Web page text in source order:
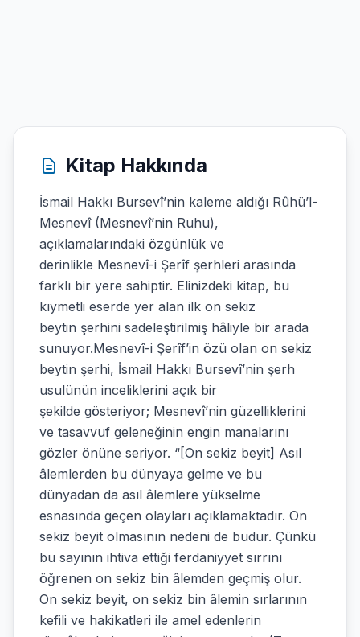
Kitap Hakkında
İsmail Hakkı Bursevî’nin kaleme aldığı Rûhü’l-
Mesnevî (Mesnevî’nin Ruhu),
açıklamalarındaki özgünlük ve
derinlikle Mesnevî-i Şerîf şerhleri arasında
farklı bir yere sahiptir. Elinizdeki kitap, bu
kıymetli eserde yer alan ilk on sekiz
beytin şerhini sadeleştirilmiş hâliyle bir arada
sunuyor.Mesnevî-i Şerîf’in özü olan on sekiz
beytin şerhi, İsmail Hakkı Bursevî’nin şerh
usulünün inceliklerini açık bir
şekilde gösteriyor; Mesnevî’nin güzelliklerini
ve tasavvuf geleneğinin engin manalarını
gözler önüne seriyor. “[On sekiz beyit] Asıl
âlemlerden bu dünyaya gelme ve bu
dünyadan da asıl âlemlere yükselme
esnasında geçen olayları açıklamaktadır. On
sekiz beyit olmasının nedeni de budur. Çünkü
bu sayının ihtiva ettiği ferdaniyyet sırrını
öğrenen on sekiz bin âlemden geçmiş olur.
On sekiz beyit, on sekiz bin âlemin sırlarının
kefili ve hakikatleri ile amel edenlerin